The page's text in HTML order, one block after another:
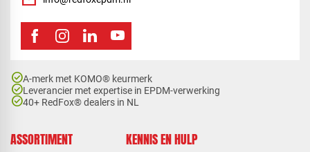
ASSORTIMENT KENNIS EN HULP
check_circleA-merk met KOMO® keurmerk
check_circleLeverancier met expertise in EPDM-verwerking
check_circle40+ RedFox® dealers in NL